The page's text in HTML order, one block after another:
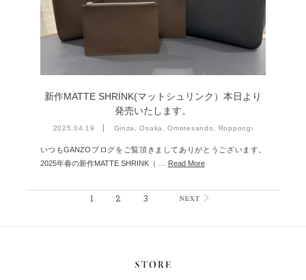
新作MATTE SHRINK(マットシュリンク）本日より
発売いたします。
2025.04.19 Ginza, Osaka, Omotesando, Roppongi
いつもGANZOブログをご覧頂きましてありがとうございます。
2025年春の新作MATTE SHRINK（ … Read More
1 2 3